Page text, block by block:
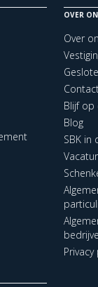
OVER
Over
Blijf op
Blog
SBK in